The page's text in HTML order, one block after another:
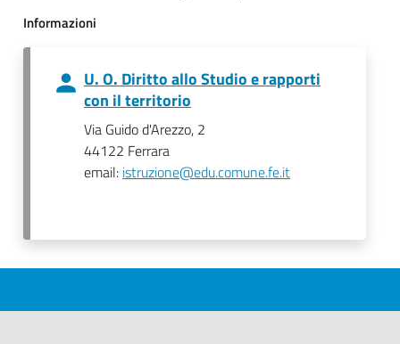
Informazioni
U. O. Diritto allo Studio e rapporti
con il territorio
Via Guido d'Arezzo, 2
44122 Ferrara
email: istruzione@edu.comune.fe.it